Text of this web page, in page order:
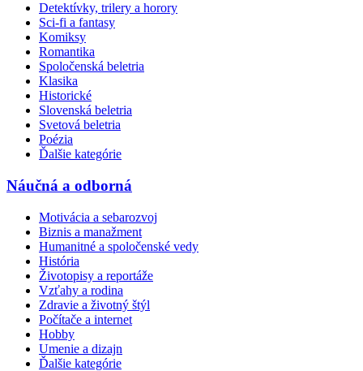
Detektívky, trilery a horory
Sci-fi a fantasy
Komiksy
Romantika
Spoločenská beletria
Klasika
Historické
Slovenská beletria
Svetová beletria
Poézia
Ďalšie kategórie
Náučná a odborná
Motivácia a sebarozvoj
Biznis a manažment
Humanitné a spoločenské vedy
História
Životopisy a reportáže
Vzťahy a rodina
Zdravie a životný štýl
Počítače a internet
Hobby
Umenie a dizajn
Ďalšie kategórie